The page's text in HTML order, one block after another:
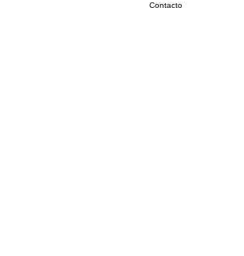
Contacto